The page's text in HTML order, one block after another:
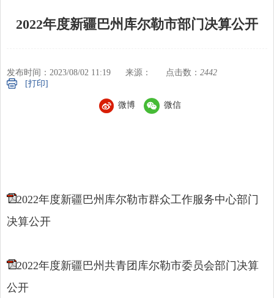
2022年度新疆巴州库尔勒市部门决算公开
发布时间：2023/08/02 11:19 来源： 点击数： 2442
[打印]
微博 微信
2022年度新疆巴州库尔勒市群众工作服务中心部门
决算公开
2022年度新疆巴州共青团库尔勒市委员会部门决算
公开